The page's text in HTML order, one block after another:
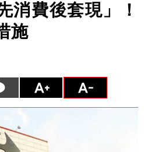
消費後套現」！
施